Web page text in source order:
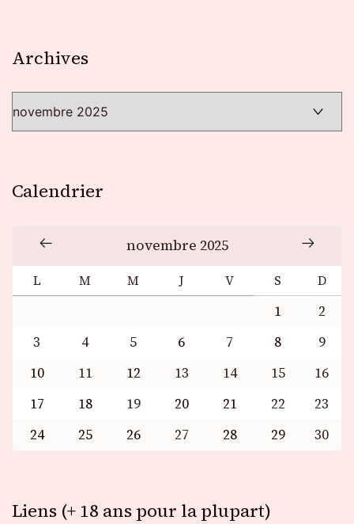
Archives
Calendrier
novembre 2025
L M M J V S D
1
2
3
4 5 6 7 8
9
10
11 12 13 14 15
16
17
18 19 20 21 22
23
24
25 26 27 28 29 30
Liens (+ 18 ans pour la plupart)